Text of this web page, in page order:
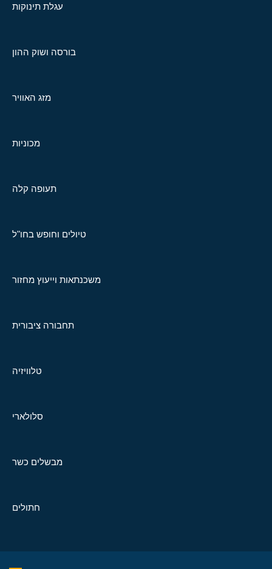
עגלת תינוקות
בורסה ושוק ההון
מזג האוויר
מכוניות
תעופה קלה
טיולים וחופש בחו"ל
משכנתאות וייעוץ מחזור
תחבורה ציבורית
טלוויזיה
סלולארי
מבשלים כשר
חתולים